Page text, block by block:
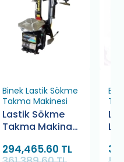
Binek Lastik Sökme
Takma Makinesi
Lastik Sökme
Takma Makinası
Siyah Kırmızı 10
294,465.60 TL